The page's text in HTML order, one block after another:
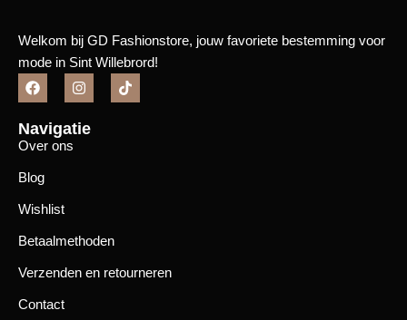
Welkom bij GD Fashionstore, jouw favoriete bestemming voor
mode in Sint Willebrord!
Navigatie
Over ons
Blog
Wishlist
Betaalmethoden
Verzenden en retourneren
Contact